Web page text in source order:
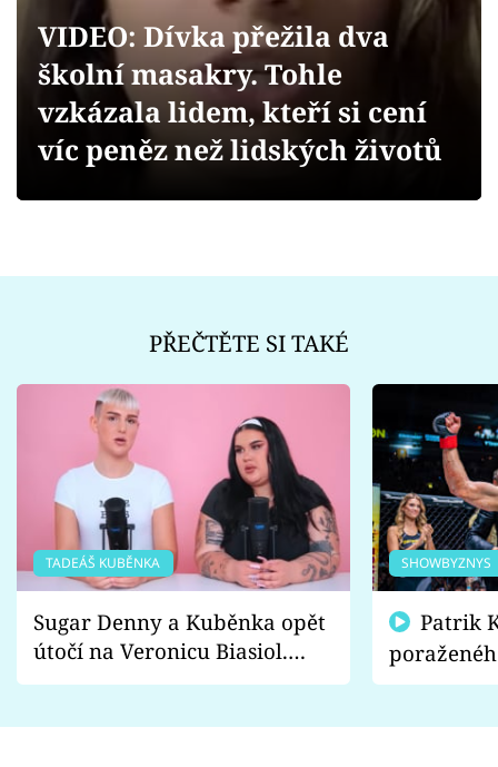
Videa
Sledujte prima+
VIDEO: Dívka přežila dva
školní masakry. Tohle
vzkázala lidem, kteří si cení
víc peněz než lidských životů
PŘEČTĚTE SI TAKÉ
TADEÁŠ KUBĚNKA
Sugar Denny a Kuběnka opět
útočí na Veronicu Biasiol.
Proč je podle nich falešná a
SHOWBYZNYS
fanoušci